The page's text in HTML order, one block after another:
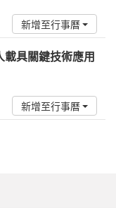
新增至行事曆
載具關鍵技術應用
新增至行事曆